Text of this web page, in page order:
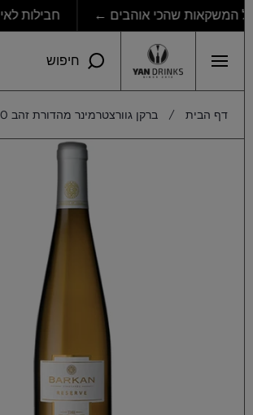
דילוג לתוכן חבילות
חיפוש
דף הבית ברקן גוורצטרמינר מהדורת זהב 750 מ"ל